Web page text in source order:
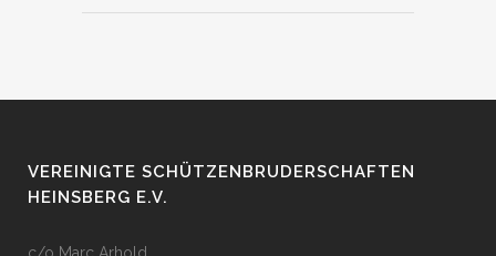
VEREINIGTE SCHÜTZENBRUDERSCHAFTEN
HEINSBERG E.V.